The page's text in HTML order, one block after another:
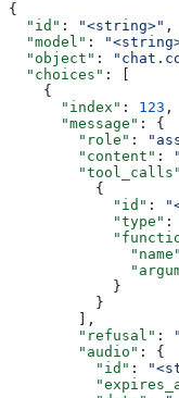
{
  "id"
: "<string>" ,
  "model"
:
  "object"
:
  "choices"
: [
    {
      "index"
: 123 ,
      "message"
: {
        "role"
:
        "content"
:
        "tool_calls"
          {
            "id"
:
            "type"
:
              "name"
            }
          }
        ],
        "refusal"
:
        "audio"
: {
          "id"
: